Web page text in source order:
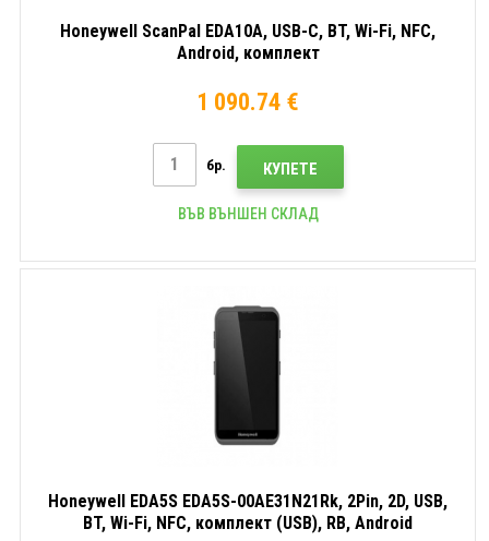
Honeywell ScanPal EDA10A, USB-C, BT, Wi-Fi, NFC,
Android, комплект
1 090.74 €
бр. КУПЕТЕ
ВЪВ ВЪНШЕН СКЛАД
Honeywell EDA5S EDA5S-00AE31N21Rk, 2Pin, 2D, USB,
BT, Wi-Fi, NFC, комплект (USB), RB, Android